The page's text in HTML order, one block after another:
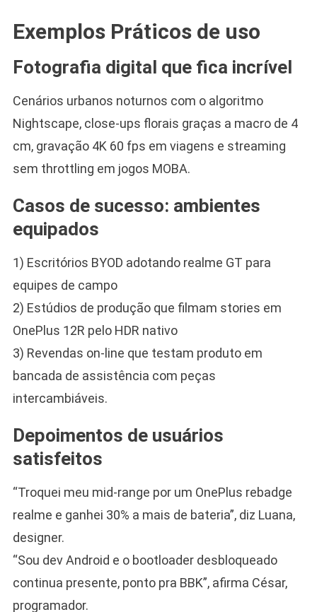
Exemplos Práticos de uso
Fotografia digital que fica incrível
Cenários urbanos noturnos com o algoritmo
Nightscape, close-ups florais graças a macro de 4
cm, gravação 4K 60 fps em viagens e streaming
sem throttling em jogos MOBA.
Casos de sucesso: ambientes
equipados
1) Escritórios BYOD adotando realme GT para
equipes de campo
2) Estúdios de produção que filmam stories em
OnePlus 12R pelo HDR nativo
3) Revendas on-line que testam produto em
bancada de assistência com peças
intercambiáveis.
Depoimentos de usuários
satisfeitos
“Troquei meu mid-range por um OnePlus rebadge
realme e ganhei 30% a mais de bateria”, diz Luana,
designer.
“Sou dev Android e o bootloader desbloqueado
continua presente, ponto pra BBK”, afirma César,
programador.